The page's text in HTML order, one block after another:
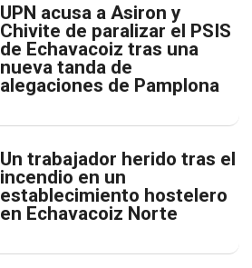
UPN acusa a Asiron y
Chivite de paralizar el PSIS
de Echavacoiz tras una
nueva tanda de
alegaciones de Pamplona
Un trabajador herido tras el
incendio en un
establecimiento hostelero
en Echavacoiz Norte